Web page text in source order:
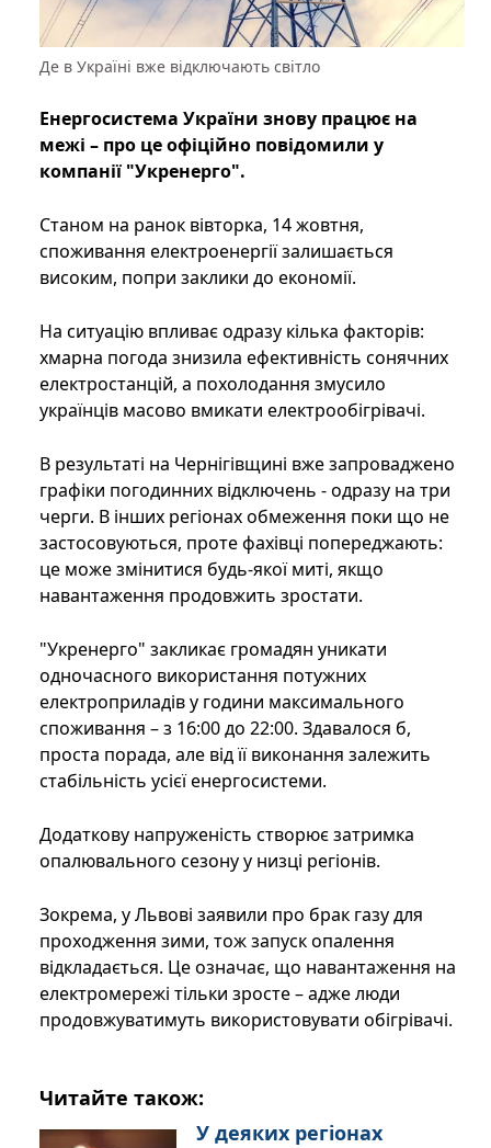
Де в Україні вже відключають світло
Енергосистема України знову працює на
межі – про це офіційно повідомили у
компанії "Укренерго".
Станом на ранок вівторка, 14 жовтня,
споживання електроенергії залишається
високим, попри заклики до економії.
На ситуацію впливає одразу кілька факторів:
хмарна погода знизила ефективність сонячних
електростанцій, а похолодання змусило
українців масово вмикати електрообігрівачі.
В результаті на Чернігівщині вже запроваджено
графіки погодинних відключень - одразу на три
черги. В інших регіонах обмеження поки що не
застосовуються, проте фахівці попереджають:
це може змінитися будь-якої миті, якщо
навантаження продовжить зростати.
"Укренерго" закликає громадян уникати
одночасного використання потужних
електроприладів у години максимального
споживання – з 16:00 до 22:00. Здавалося б,
проста порада, але від її виконання залежить
стабільність усієї енергосистеми.
Додаткову напруженість створює затримка
опалювального сезону у низці регіонів.
Зокрема, у Львові заявили про брак газу для
проходження зими, тож запуск опалення
відкладається. Це означає, що навантаження на
електромережі тільки зросте – адже люди
продовжуватимуть використовувати обігрівачі.
Читайте також:
У деяких регіонах